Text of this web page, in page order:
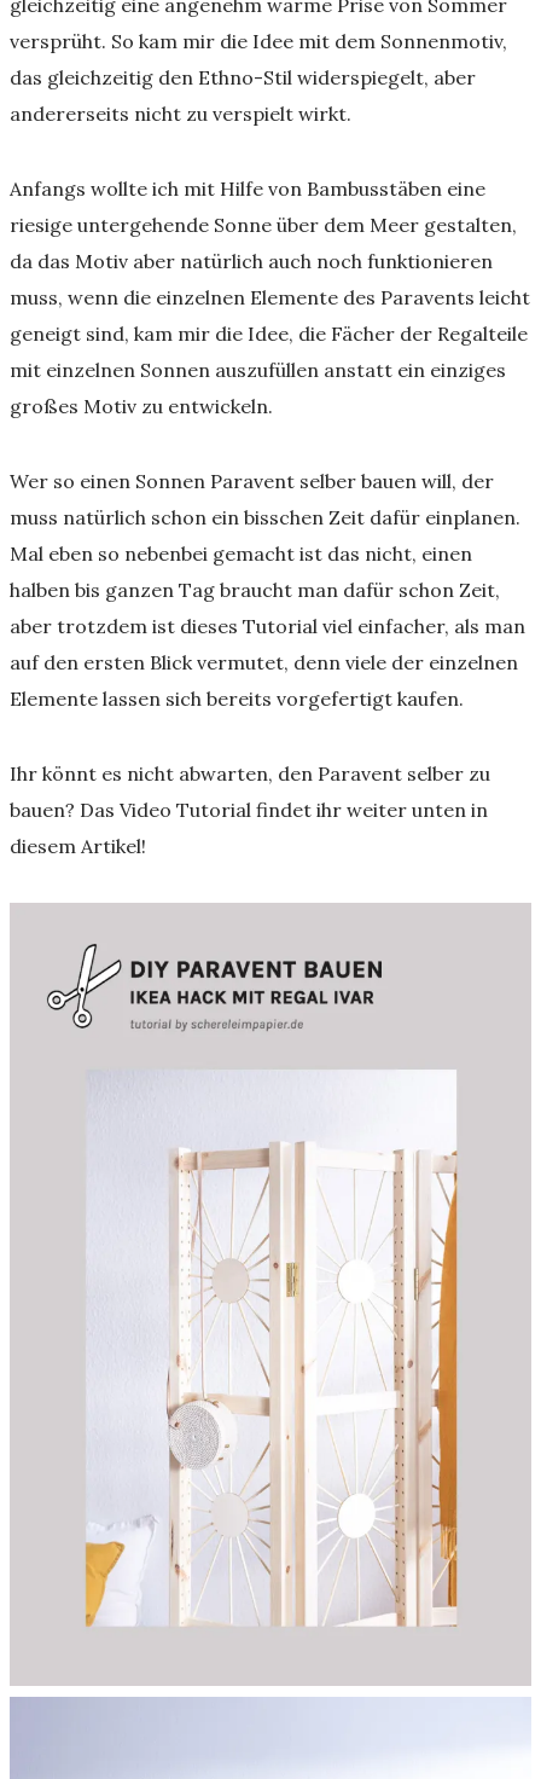
gleichzeitig eine angenehm warme Prise von Sommer
versprüht. So kam mir die Idee mit dem Sonnenmotiv,
das gleichzeitig den Ethno-Stil widerspiegelt, aber
andererseits nicht zu verspielt wirkt.
Anfangs wollte ich mit Hilfe von Bambusstäben eine
riesige untergehende Sonne über dem Meer gestalten,
da das Motiv aber natürlich auch noch funktionieren
muss, wenn die einzelnen Elemente des Paravents leicht
geneigt sind, kam mir die Idee, die Fächer der Regalteile
mit einzelnen Sonnen auszufüllen anstatt ein einziges
großes Motiv zu entwickeln.
Wer so einen Sonnen Paravent selber bauen will, der
muss natürlich schon ein bisschen Zeit dafür einplanen.
Mal eben so nebenbei gemacht ist das nicht, einen
halben bis ganzen Tag braucht man dafür schon Zeit,
aber trotzdem ist dieses Tutorial viel einfacher, als man
auf den ersten Blick vermutet, denn viele der einzelnen
Elemente lassen sich bereits vorgefertigt kaufen.
Ihr könnt es nicht abwarten, den Paravent selber zu
bauen? Das Video Tutorial findet ihr weiter unten in
diesem Artikel!